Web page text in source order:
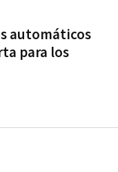
automáticos
para los